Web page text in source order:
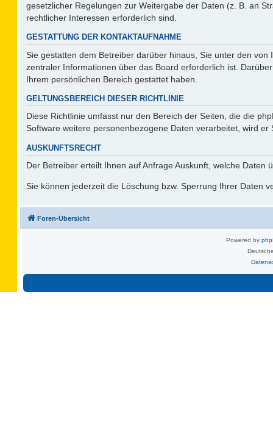
gesetzlicher Regelungen zur Weitergabe der Daten (z. B. an
rechtlicher Interessen erforderlich sind.
GESTATTUNG DER KONTAKTAUFNAHME
Sie gestatten dem Betreiber darüber hinaus, Sie unter den
zentraler Informationen über das Board erforderlich ist.
Ihrem persönlichen Bereich gestattet haben.
GELTUNGSBEREICH DIESER RICHTLINIE
Diese Richtlinie umfasst nur den Bereich der Seiten, die die
Software weitere personenbezogene Daten verarbeitet, wird
AUSKUNFTSRECHT
Der Betreiber erteilt Ihnen auf Anfrage Auskunft, welche Daten
Sie können jederzeit die Löschung bzw. Sperrung Ihrer Daten
Foren-Übersicht
Powered by